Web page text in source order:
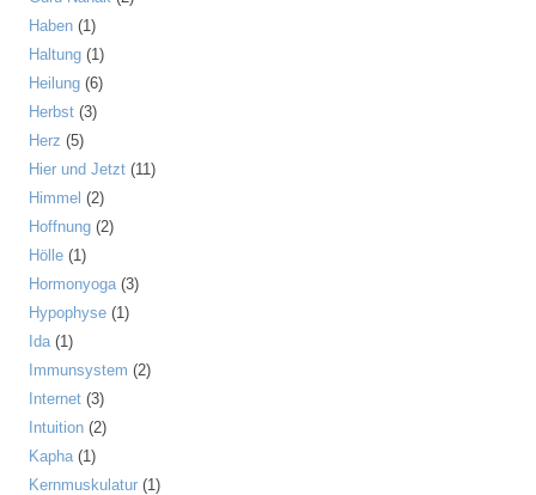
Haben (1)
Haltung (1)
Heilung (6)
Herbst (3)
Herz (5)
Hier und Jetzt (11)
Himmel (2)
Hoffnung (2)
Hölle (1)
Hormonyoga(3)
Hypophyse (1)
Ida(1)
Immunsystem (2)
Internet (3)
Intuition (2)
Kapha(1)
Kernmuskulatur (1)